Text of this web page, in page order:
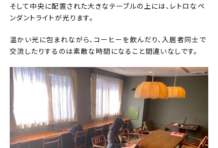
そして中央に配置された大きなテーブルの上には、レトロなペ
ンダントライトが光ります。
温かい光に包まれながら、コーヒーを飲んだり、入居者同士で
交流したりするのは素敵な時間になること間違いなしです。